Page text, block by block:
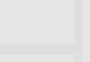
colorata in
a nido d’ape,
verticale.